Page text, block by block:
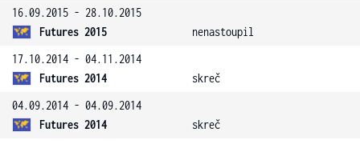
16.09.2015 - 28.10.2015
Futures 2015
nenastoupil
17.10.2014 - 04.11.2014
Futures 2014
skreč
04.09.2014 - 04.09.2014
Futures 2014
skreč